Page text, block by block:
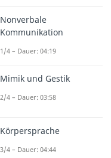
Nonverbale
Kommunikation
1/4 – Dauer: 04:19
Mimik und Gestik
2/4 – Dauer: 03:58
Körpersprache
3/4 – Dauer: 04:44